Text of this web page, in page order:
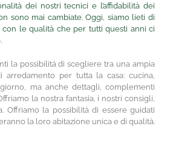
dei nostri tecnici e l’affidabilità dei
sono mai cambiate. Oggi, siamo lieti di
con le qualità che per tutti questi anni ci
la possibilità di scegliere tra una ampia
arredamento per tutta la casa: cucina,
ma anche dettagli, complementi
la nostra fantasia, i nostri consigli,
Offriamo la possibilità di essere guidati
la loro abitazione unica e di qualità.